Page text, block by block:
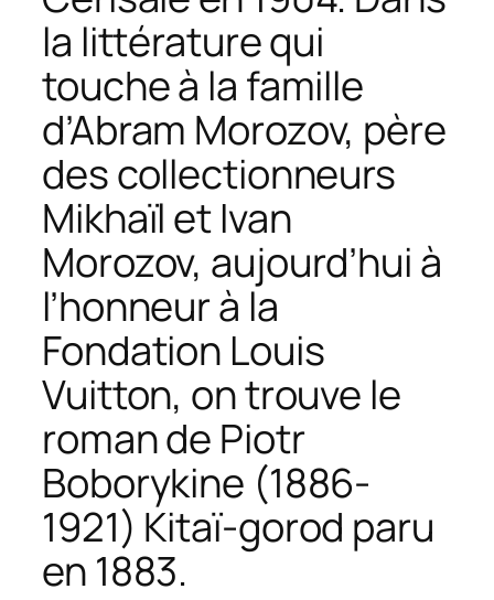
la littérature qui
touche à la famille
d’Abram Morozov, père
des collectionneurs
Mikhaïl et Ivan
Morozov, aujourd’hui à
l’honneur à la
Fondation Louis
Vuitton, on trouve le
roman de Piotr
Boborykine (1886-
1921) Kitaï-gorod paru
en 1883.